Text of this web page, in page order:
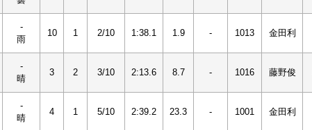
-
雨
10 1 2/10 1:38.1 1.9 - 1013 金田利
-
晴
3 2 3/10 2:13.6 8.7 - 1016 藤野俊
-
晴
4 1 5/10 2:39.2 23.3 - 1001 金田利